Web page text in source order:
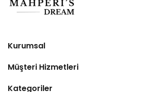
Kurumsal
Müşteri Hizmetleri
Kategoriler